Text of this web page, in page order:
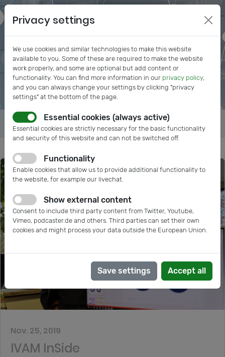
Nov. 25, 2019
IVAM InSide
Privacy settings
We use cookies and similar technologies to make this website
available to you. Some of these are required to make the website
work properly, and some are optional but add content or
functionality. You can find more information in our privacy policy,
and you can always change your settings by clicking "privacy
settings" at the bottom of the page.
Essential cookies (always active)
Essential cookies are strictly necessary for the basic functionality
and security of this website and can not be switched off.
Functionality
Enable cookies that allow us to provide additional functionality to
the website, for example our livechat.
Show external content
Consent to include third party content from Twitter, Youtube,
Vimeo, podcaster.de and others. Third parties can set their own
cookies and might process your data outside the European Union.
Save settings Accept all